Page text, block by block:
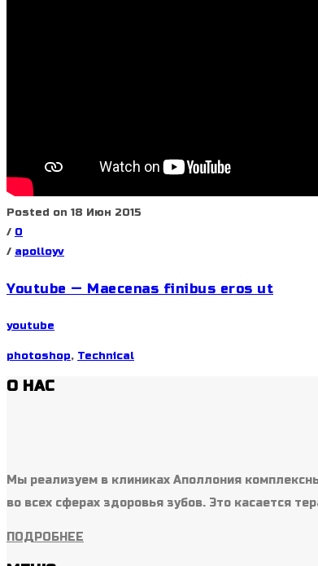
Posted on 18 Июн 2015
/ 0
/ apolloyv
Youtube — Maecenas finibus eros ut
youtube
photoshop, Technical
О НАС
Мы реализуем в клиниках Аполлония
во всех сферах здоровья зубов. Это касается
ПОДРОБНЕЕ